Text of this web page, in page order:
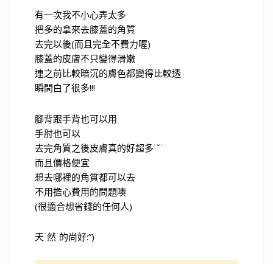
有一次我不小心弄太多
把多的拿來去膝蓋的角質
去完以後(而且完全不費力喔)
膝蓋的皮膚不只變得滑嫩
連之前比較暗沉的膚色都變得比較透
瞬間白了很多!!!
腳背跟手背也可以用
手肘也可以
去完角質之後皮膚真的好超多˙ˇ˙
而且價格便宜
想去哪裡的角質都可以去
不用擔心費用的問題噢
(很適合想省錢的任何人)
天˙然˙的尚好:”)